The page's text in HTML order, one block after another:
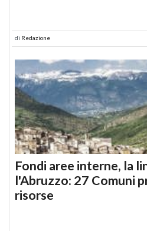
di Redazione
Fondi aree interne, la
l'Abruzzo: 27 Comuni
risorse